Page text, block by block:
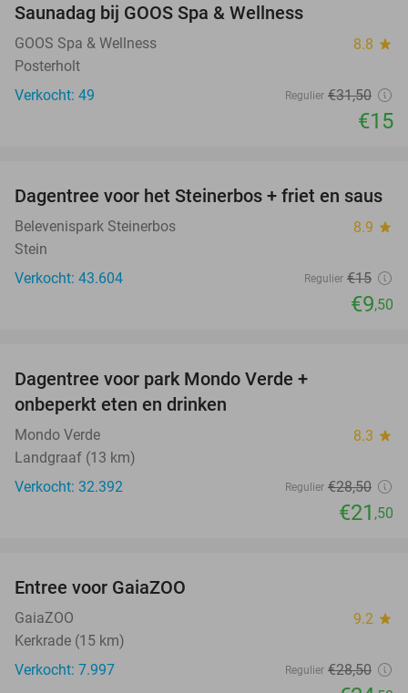
TODAY
Saunadag bij GOOS Spa & Wellness
GOOS Spa & Wellness 8.8 star
Posterholt
Verkocht: 49
Regulier €31,50
€15
37%
Dagentree voor het Steinerbos + friet en saus
Belevenispark Steinerbos 8.9 star
Stein
Verkocht: 43.604
Regulier €15
€9,50
Dagentree voor park Mondo Verde +
onbeperkt eten en drinken
Mondo Verde 8.3 star
Landgraaf (13 km)
Verkocht: 32.392
Regulier €28,50
€21 ,50
Entree voor GaiaZOO
GaiaZOO 9.2 star
Kerkrade (15 km)
Verkocht: 7.997
Regulier €28,50